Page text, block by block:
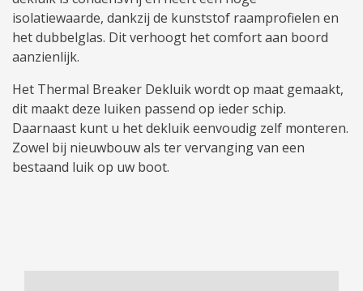
isolatiewaarde, dankzij de kunststof raamprofielen en
het dubbelglas. Dit verhoogt het comfort aan boord
aanzienlijk.
Het Thermal Breaker Dekluik wordt op maat gemaakt,
dit maakt deze luiken passend op ieder schip.
Daarnaast kunt u het dekluik eenvoudig zelf monteren.
Zowel bij nieuwbouw als ter vervanging van een
bestaand luik op uw boot.